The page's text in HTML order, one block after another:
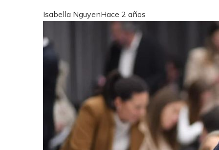
Isabella NguyenHace 2 años